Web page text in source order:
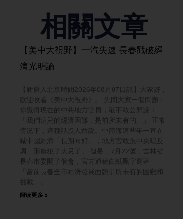
相關文章
【美中大視野】一汽失速 長春戳破經
濟光明論
【新唐人北京時間2026年08月07日訊】大家好，
歡迎收看《美中大視野》。 先問大家一個問題：
你覺得現在的中共地方官員，敢不敢公開說：
「我們這兒的經濟困難，是前所未有的。」 正常
情況下，這種話沒人敢說。中南海這些年一直在
喊中國經濟「長期向好」，地方官敢跟中央唱反
調，那就犯了大忌了。 但是，7月22號，吉林省
長春市委開了個會，官方通稿白紙黑字寫著——
「當前長春全市經濟發展面臨前所未有的困難和
挑戰」。
阅读更多 »